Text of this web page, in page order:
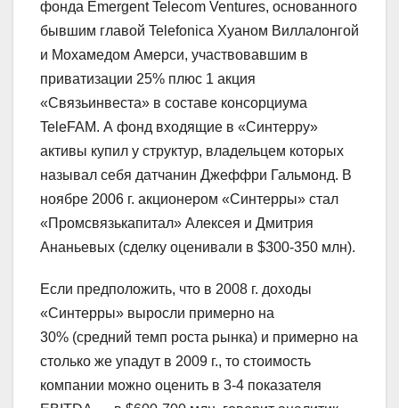
фонда Emergent Telecom Ventures, основанного
бывшим главой Telefonica Хуаном Виллалонгой
и Мохамедом Амерси, участвовавшим в
приватизации 25% плюс 1 акция
«Связьинвеста» в составе консорциума
TeleFAM. А фонд входящие в «Синтерру»
активы купил у структур, владельцем которых
называл себя датчанин Джеффри Гальмонд. В
ноябре 2006 г. акционером «Синтерры» стал
«Промсвязькапитал» Алексея и Дмитрия
Ананьевых (сделку оценивали в $300-350 млн).
Если предположить, что в 2008 г. доходы
«Синтерры» выросли примерно на
30% (средний темп роста рынка) и примерно на
столько же упадут в 2009 г., то стоимость
компании можно оценить в 3-4 показателя